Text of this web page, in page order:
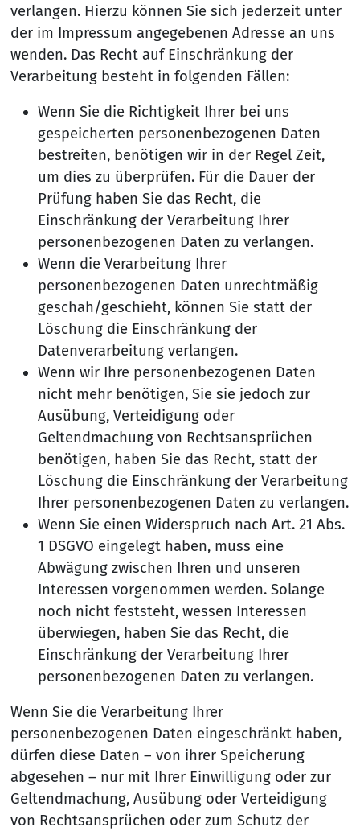
verlangen. Hierzu können Sie sich jederzeit unter
der im Impressum angegebenen Adresse an uns
wenden. Das Recht auf Einschränkung der
Verarbeitung besteht in folgenden Fällen:
Wenn Sie die Richtigkeit Ihrer bei uns
gespeicherten personenbezogenen Daten
bestreiten, benötigen wir in der Regel Zeit,
um dies zu überprüfen. Für die Dauer der
Prüfung haben Sie das Recht, die
Einschränkung der Verarbeitung Ihrer
personenbezogenen Daten zu verlangen.
Wenn die Verarbeitung Ihrer
personenbezogenen Daten unrechtmäßig
geschah/geschieht, können Sie statt der
Löschung die Einschränkung der
Datenverarbeitung verlangen.
Wenn wir Ihre personenbezogenen Daten
nicht mehr benötigen, Sie sie jedoch zur
Ausübung, Verteidigung oder
Geltendmachung von Rechtsansprüchen
benötigen, haben Sie das Recht, statt der
Löschung die Einschränkung der Verarbeitung
Ihrer personenbezogenen Daten zu verlangen.
Wenn Sie einen Widerspruch nach Art. 21 Abs.
1 DSGVO eingelegt haben, muss eine
Abwägung zwischen Ihren und unseren
Interessen vorgenommen werden. Solange
noch nicht feststeht, wessen Interessen
überwiegen, haben Sie das Recht, die
Einschränkung der Verarbeitung Ihrer
personenbezogenen Daten zu verlangen.
Wenn Sie die Verarbeitung Ihrer
personenbezogenen Daten eingeschränkt haben,
dürfen diese Daten – von ihrer Speicherung
abgesehen – nur mit Ihrer Einwilligung oder zur
Geltendmachung, Ausübung oder Verteidigung
von Rechtsansprüchen oder zum Schutz der